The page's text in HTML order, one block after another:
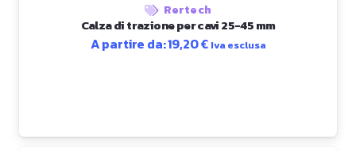
Rertech
Calza di trazione per cavi 25-45 mm
A partire da:19,20€ Iva esclusa